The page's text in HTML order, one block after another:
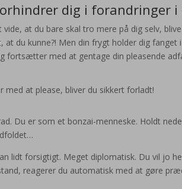
dig i forandringer
at du bare skal tro mere på dig selv,
at du kunne?! Men din frygt holder dig
fortsætter med at gentage din pleasende
med at please, bliver du sikkert forladt!
Du er som et bonzai-menneske. Holdt
lidt forsigtigt. Meget diplomatisk. Du vil jo
reagerer du automatisk med at gøre